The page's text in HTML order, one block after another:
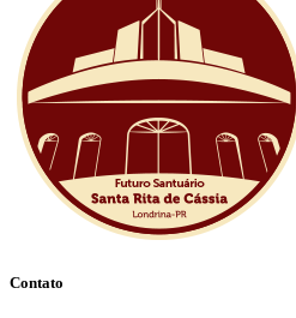
Contato